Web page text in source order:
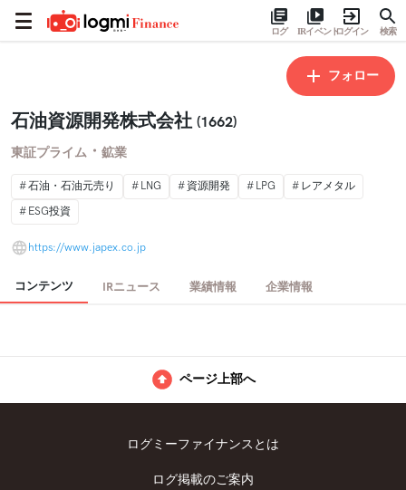
ログ IRイベントログイン 検索
フォロー
石油資源開発株式会社 (1662)
東証プライム ・ 鉱業
石油・石油元売り LNG 資源開発 LPG
レアメタル
ESG投資
https://www.japex.co.jp
コンテンツ IRニュース 業績情報 企業情報
ページ上部へ
ログミーファイナンスとは
ログ掲載のご案内